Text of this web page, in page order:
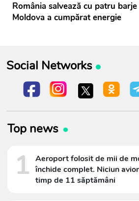
România salvează cu patru
Moldova a cumpărat energie
Social Networks
Top news
1 Aeroport folosit de mii de
închide complet. Niciun
timp de 11 săptămâni